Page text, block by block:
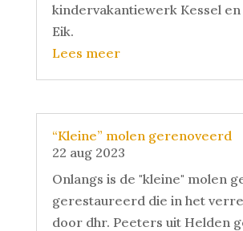
kindervakantiewerk Kessel en
Eik.
Lees meer
“Kleine” molen gerenoveerd
22 aug 2023
Onlangs is de "kleine" molen
gerestaureerd die in het
door dhr. Peeters uit Helden